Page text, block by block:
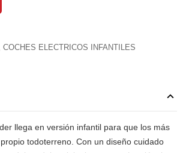
COCHES ELECTRICOS INFANTILES
llega en versión infantil para que los más
todoterreno. Con un diseño cuidado